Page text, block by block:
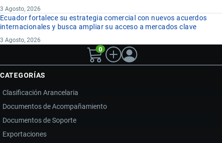
3 Agosto, 2026
Ecuador fortalece su estrategia comercial con nuevos acuerdos
internacionales y busca ampliar su acceso a mercados clave
3 Agosto, 2026
0
CATEGORÍAS
Clasificación Arancelaria
Documentos de Acompañamiento
Documentos de Soporte
Exportaciones